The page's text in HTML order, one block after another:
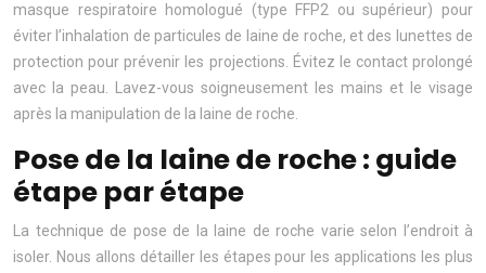
masque respiratoire homologué (type FFP2 ou supérieur) pour
éviter l’inhalation de particules de laine de roche, et des lunettes de
protection pour prévenir les projections. Évitez le contact prolongé
avec la peau. Lavez-vous soigneusement les mains et le visage
après la manipulation de la laine de roche.
Pose de la laine de roche : guide
étape par étape
La technique de pose de la laine de roche varie selon l’endroit à
isoler. Nous allons détailler les étapes pour les applications les plus